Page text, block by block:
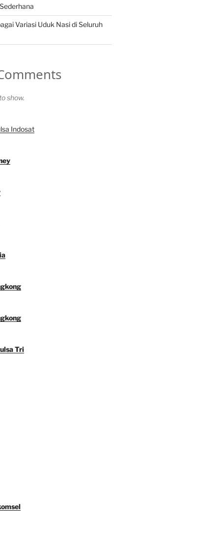
Variasi Uduk Nasi di Seluruh
show.
Indosat
Tri